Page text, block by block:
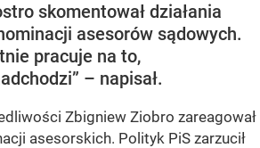
skomentował działania
asesorów sądowych.
pracuje na to,
– napisał.
Zbigniew Ziobro zareagował
asesorskich. Polityk PiS zarzucił